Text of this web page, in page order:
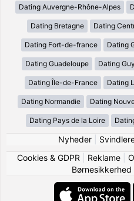
Dating Auvergne-Rhône-Alpes
Dating Bretagne Dating
Dating Fort-de-france Dating
Dating Guadeloupe Dating
Dating Île-de-France Dating
Dating Normandie Dating
Dating Pays de la Loire
Nyheder|
Cookies & GDPR
Reklame|
Børnesikkerhed